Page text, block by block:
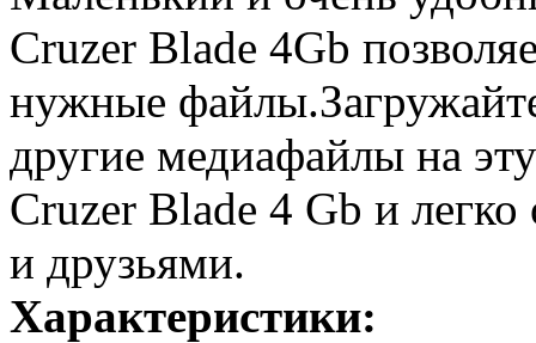
Cruzer Blade 4Gb
нужные
другие медиафайлы на
Cruzer Blade 4 Gb и
и друзьями.
Характеристики: